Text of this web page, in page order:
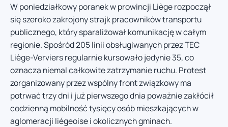
W poniedziałkowy poranek w prowincji Liège rozpoczął
się szeroko zakrojony strajk pracowników transportu
publicznego, który sparaliżował komunikację w całym
regionie. Spośród 205 linii obsługiwanych przez TEC
Liège-Verviers regularnie kursowało jedynie 35, co
oznacza niemal całkowite zatrzymanie ruchu. Protest
zorganizowany przez wspólny front związkowy ma
potrwać trzy dni i już pierwszego dnia poważnie zakłócił
codzienną mobilność tysięcy osób mieszkających w
aglomeracji liégeoise i okolicznych gminach.